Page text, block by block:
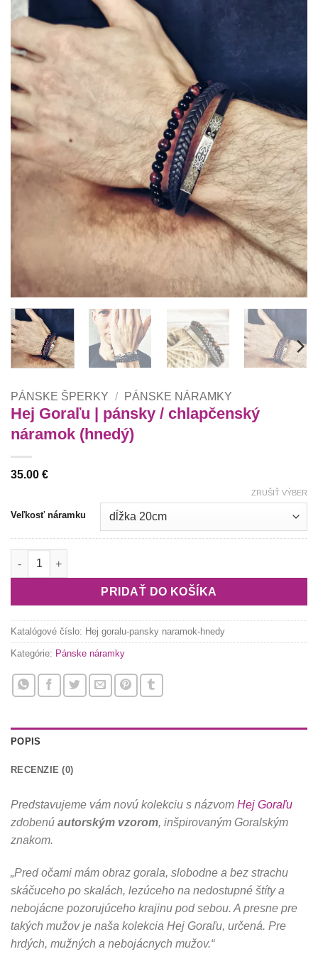
PÁNSKE ŠPERKY / PÁNSKE NÁRAMKY
Hej Goraľu | pánsky / chlapčenský
náramok (hnedý)
35.00 €
Veľkosť náramku
ZRUŠIŤ VÝBER
množstvo Hej Goraľu | pánsky / chlapčenský náramok (hnedý)
PRIDAŤ DO KOŠÍKA
Katalógové číslo: Hej goralu-pansky naramok-hnedy
Kategórie: Pánske náramky
POPIS
RECENZIE (0)
Predstavujeme vám novú kolekciu s názvom Hej Goraľu
zdobenú autorským vzorom, inšpirovaným Goralským
znakom.
„Pred očami mám obraz gorala, slobodne a bez strachu
skáčuceho po skalách, lezúceho na nedostupné štíty a
nebojácne pozorujúceho krajinu pod sebou. A presne pre
takých mužov je naša kolekcia Hej Goraľu, určená. Pre
hrdých, mužných a nebojácnych mužov.“